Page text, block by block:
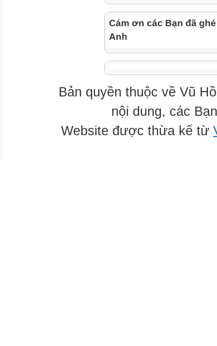
Cám ơn các Bạn đã
Anh
Bản quyền thuộc về Vũ
nội dung, các
Website được thừa kế từ